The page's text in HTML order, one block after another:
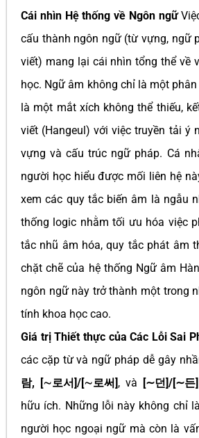
Cái nhìn Hệ thống về Ngôn ngữ
cấu thành ngôn ngữ (từ vựng, ngữ
viết) mang lại cái nhìn tổng thể về
học. Ngữ âm không chỉ là một
là một mắt xích không thể thiếu,
viết (Hangeul) với việc truyền tải ý
vựng và cấu trúc ngữ pháp. Cá
người học hiểu được mối liên hệ
xem các quy tắc biến âm là ngẫu
thống logic nhằm tối ưu hóa việc
tắc nhũ âm hóa, quy tắc phát âm
chặt chẽ của hệ thống Ngữ âm
ngôn ngữ này trở thành một trong
tính khoa học cao.
Giá trị Thiết thực của Các Lỗi Sai
các cặp từ và ngữ pháp dễ gây
람, [∼로서]/[∼로써], và [∼던]/[∼든]
hữu ích. Những lỗi này không chỉ
người học ngoại ngữ mà còn là